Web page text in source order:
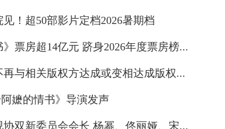
！超50部影片定档2026暑期档
》票房超14亿元 跻身2026年度票房榜...
再与相关版权方达成或变相达成版权...
嬷的情书》导演发声
双新委员会会长 杨幂、佟丽娅、宋...